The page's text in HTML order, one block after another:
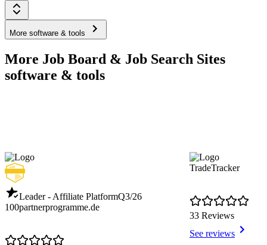
More software & tools
More Job Board & Job Search Sites
software & tools
Leader - Affiliate PlatformQ3/26
100partnerprogramme.de
TradeTracker
33 Reviews
See reviews